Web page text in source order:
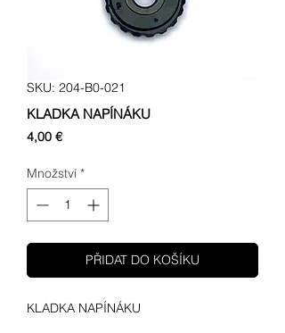
SKU: 204-B0-021
KLADKA NAPÍNÁKU
4,00 €Cena
Množství *
PŘIDAT DO KOŠÍKU
KLADKA NAPÍNÁKU